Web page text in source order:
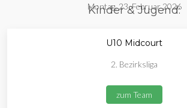
Montag, 23. Februar 2026
Kinder & Jugend:
U10 Midcourt
2. Bezirksliga
zum Team